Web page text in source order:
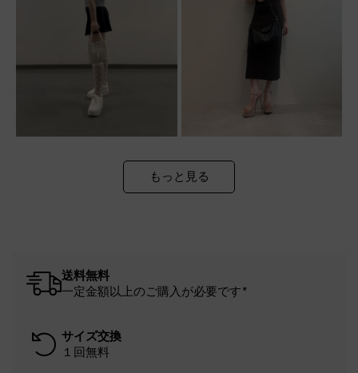
もっと見る
送料無料
一定金額以上のご購入が必要です*
サイズ交換
１回無料